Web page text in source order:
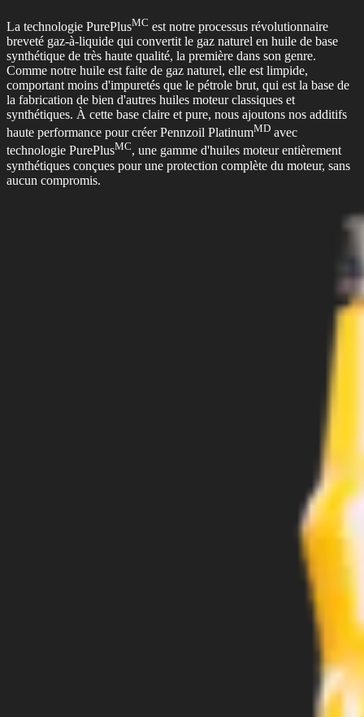
La technologie PurePlusMC est notre processus révolutionnaire
breveté gaz-à-liquide qui convertit le gaz naturel en huile de base
synthétique de très haute qualité, la première dans son genre.
Comme notre huile est faite de gaz naturel, elle est limpide,
comportant moins d'impuretés que le pétrole brut, qui est la base de
la fabrication de bien d'autres huiles moteur classiques et
synthétiques. À cette base claire et pure, nous ajoutons nos additifs
haute performance pour créer Pennzoil PlatinumMD avec
technologie PurePlusMC, une gamme d'huiles moteur entièrement
synthétiques conçues pour une protection complète du moteur, sans
aucun compromis.